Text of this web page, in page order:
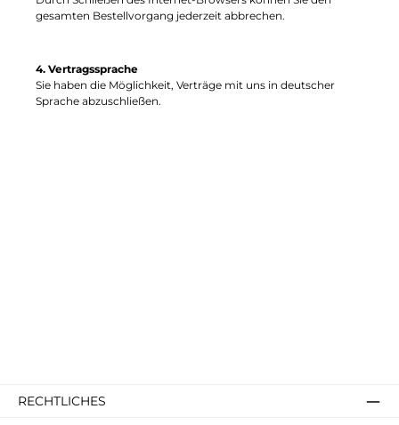
gesamten Bestellvorgang jederzeit abbrechen.
4. Vertragssprache
Sie haben die Möglichkeit, Verträge mit uns in deutscher
Sprache abzuschließen.
RECHTLICHES